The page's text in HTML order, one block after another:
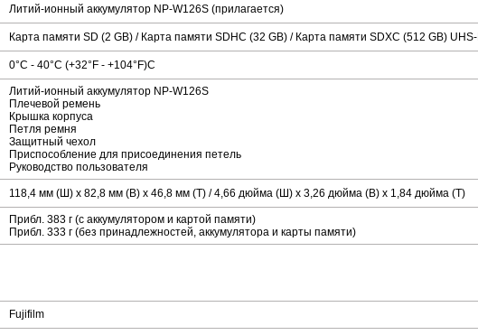
Литий-ионный аккумулятор NP-W126S (прилагается)
Карта памяти SD (2 GB) / Карта памяти SDHC (32 GB) / Карта памяти SDXC (512 GB) UHS-I
0°C - 40°C (+32°F - +104°F)C
Литий-ионный аккумулятор NP-W126S
Плечевой ремень
Крышка корпуса
Петля ремня
Защитный чехол
Приспособление для присоединения петель
Руководство пользователя
118,4 мм (Ш) x 82,8 мм (В) x 46,8 мм (Т) / 4,66 дюйма (Ш) x 3,26 дюйма (В) x 1,84 дюйма (Т)
Прибл. 383 г (с аккумулятором и картой памяти)
Прибл. 333 г (без принадлежностей, аккумулятора и карты памяти)
Fujifilm